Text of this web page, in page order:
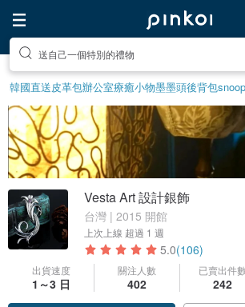
前往打造療癒的放鬆生活
韓國直送皮革包辦公室療癒小物墨墨頭後背包
Vesta Art 設計銀飾
台灣 | 2015 開館
上次上線 超過 1 週
5.0(106)
出貨速度
1～3 日
關注人數
402
已賣出件數
242